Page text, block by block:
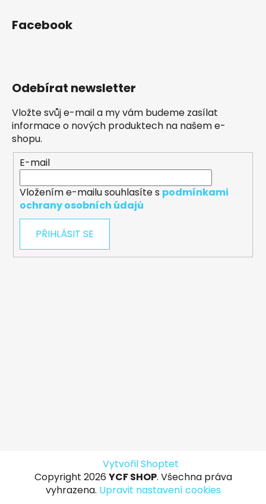
Facebook
Odebírat newsletter
Vložte svůj e-mail a my vám budeme zasílat
informace o nových produktech na našem e-
shopu.
E-mail
Vložením e-mailu souhlasíte s podmínkami
ochrany osobních údajů
PŘIHLÁSIT SE
Vytvořil Shoptet
Copyright 2026 YCF SHOP. Všechna práva
vyhrazena. Upravit nastavení cookies